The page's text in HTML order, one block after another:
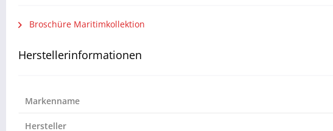
Broschüre Maritimkollektion
Herstellerinformationen
Markenname
Hersteller